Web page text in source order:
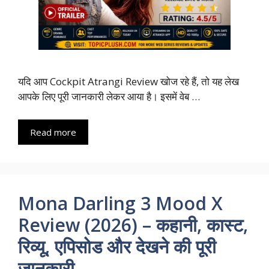
यदि आप Cockpit Atrangi Review खोज रहे हैं, तो यह लेख
आपके लिए पूरी जानकारी लेकर आया है। इसमें वेब …
Read more
Mona Darling 3 Mood X
Review (2026) – कहानी, कास्ट,
रिव्यू, एपिसोड और देखने की पूरी